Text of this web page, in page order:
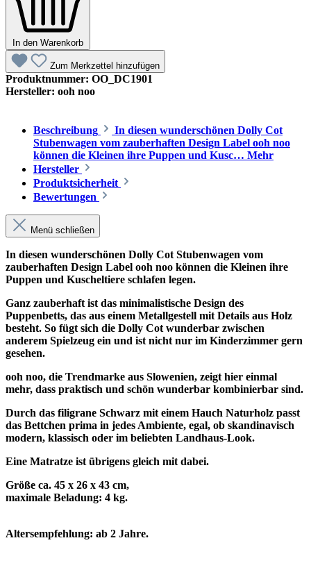
In den Warenkorb
Zum Merkzettel hinzufügen
Produktnummer: OO_DC1901
Hersteller: ooh noo
Beschreibung
In diesen wunderschönen Dolly Cot
Stubenwagen vom zauberhaften Design Label ooh noo
können die Kleinen ihre Puppen und Kusc… Mehr
Hersteller
Produktsicherheit
Bewertungen
Menü schließen
In diesen wunderschönen Dolly Cot Stubenwagen vom
zauberhaften Design Label ooh noo können die Kleinen ihre
Puppen und Kuscheltiere schlafen legen.
Ganz zauberhaft ist das minimalistische Design des
Puppenbetts, das aus einem Metallgestell mit Details aus Holz
besteht. So fügt sich die Dolly Cot wunderbar zwischen
anderem Spielzeug ein und ist nicht nur im Kinderzimmer gern
gesehen.
ooh noo, die Trendmarke aus Slowenien, zeigt hier einmal
mehr, dass praktisch und schön wunderbar kombinierbar sind.
Durch das filigrane Schwarz mit einem Hauch Naturholz passt
das Bettchen prima in jedes Ambiente, egal, ob skandinavisch
modern, klassisch oder im beliebten Landhaus-Look.
Eine Matratze ist übrigens gleich mit dabei.
Größe ca. 45 x 26 x 43 cm,
maximale Beladung: 4 kg.
Altersempfehlung: ab 2 Jahre.